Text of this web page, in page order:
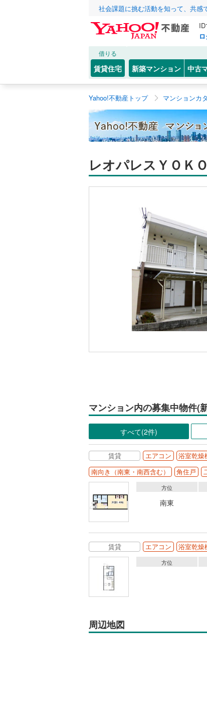
社会課題に挑む活動を知って、共感
借りる
賃貸住宅 新築マンション 中古
Yahoo!不動産トップ マンションカ
レオパレスＹＯＫ
マンション内の募集中物件(
すべて(2件)
賃貸 エアコン 浴室乾燥
南向き（南東・南西含む）
角住戸
方位
南東
賃貸 エアコン 浴室乾燥
方位
周辺地図